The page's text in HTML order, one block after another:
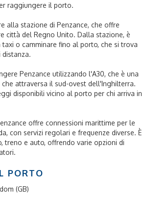
raggiungere il porto.
alla stazione di Penzance, che offre
città del Regno Unito. Dalla stazione, è
o camminare fino al porto, che si trova
distanza.
Penzance utilizzando l'A30, che è una
attraversa il sud-ovest dell'Inghilterra.
disponibili vicino al porto per chi arriva in
offre connessioni marittime per le
con servizi regolari e frequenze diverse. È
treno e auto, offrendo varie opzioni di
PORTO
(GB)